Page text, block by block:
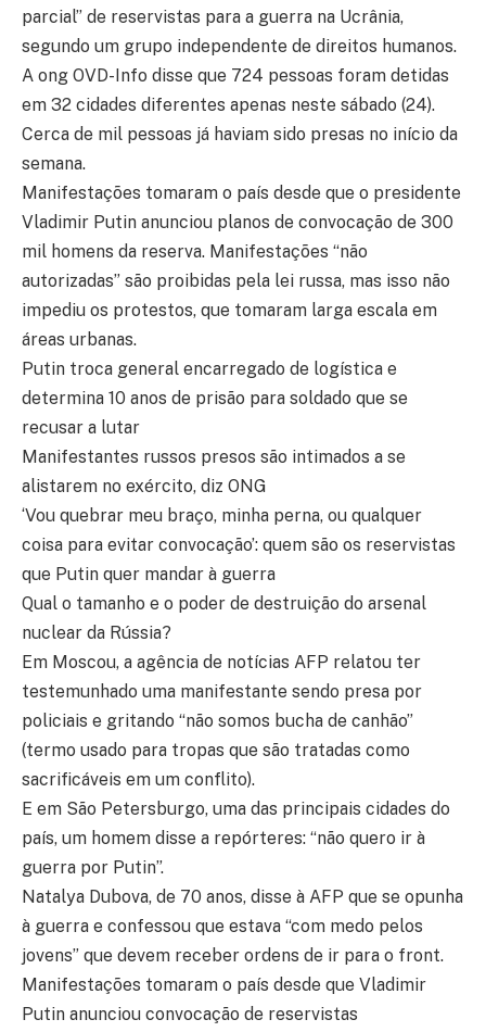
parcial” de reservistas para a guerra na Ucrânia,
segundo um grupo independente de direitos humanos.
A ong OVD-Info disse que 724 pessoas foram detidas
em 32 cidades diferentes apenas neste sábado (24).
Cerca de mil pessoas já haviam sido presas no início da
semana.
Manifestações tomaram o país desde que o presidente
Vladimir Putin anunciou planos de convocação de 300
mil homens da reserva. Manifestações “não
autorizadas” são proibidas pela lei russa, mas isso não
impediu os protestos, que tomaram larga escala em
áreas urbanas.
Putin troca general encarregado de logística e
determina 10 anos de prisão para soldado que se
recusar a lutar
Manifestantes russos presos são intimados a se
alistarem no exército, diz ONG
‘Vou quebrar meu braço, minha perna, ou qualquer
coisa para evitar convocação’: quem são os reservistas
que Putin quer mandar à guerra
Qual o tamanho e o poder de destruição do arsenal
nuclear da Rússia?
Em Moscou, a agência de notícias AFP relatou ter
testemunhado uma manifestante sendo presa por
policiais e gritando “não somos bucha de canhão”
(termo usado para tropas que são tratadas como
sacrificáveis em um conflito).
E em São Petersburgo, uma das principais cidades do
país, um homem disse a repórteres: “não quero ir à
guerra por Putin”.
Natalya Dubova, de 70 anos, disse à AFP que se opunha
à guerra e confessou que estava “com medo pelos
jovens” que devem receber ordens de ir para o front.
Manifestações tomaram o país desde que Vladimir
Putin anunciou convocação de reservistas